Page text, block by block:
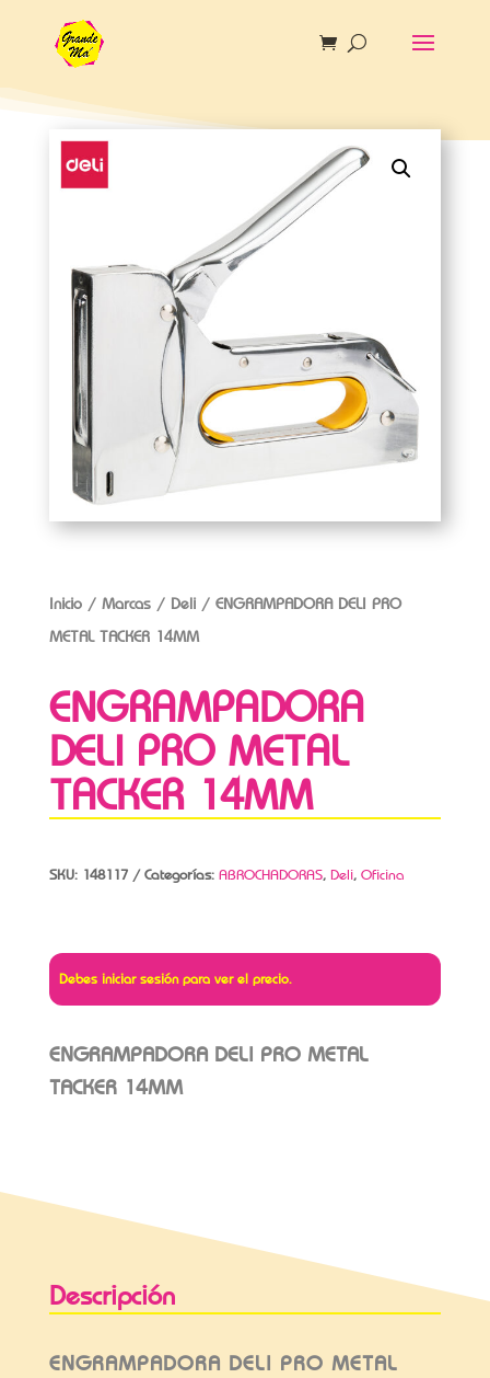
Inicio/ Marcas/ Deli/ ENGRAMPADORA DELI PRO
METAL TACKER 14MM
ENGRAMPADORA
DELI PRO METAL
TACKER 14MM
SKU: 148117 Categorías: ABROCHADORAS, Deli, Oficina
Debes iniciar sesión para ver el precio.
ENGRAMPADORA DELI PRO METAL
TACKER 14MM
Descripción
ENGRAMPADORA DELI PRO METAL